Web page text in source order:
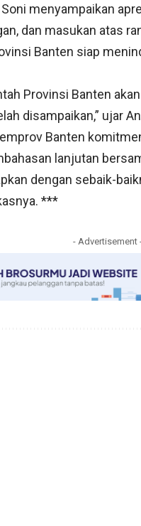
menyampaikan
dan masukan atas
Banten siap
Provinsi Banten
disampaikan,” ujar
Banten
lanjutan
dengan sebaik-
***
- Advertisement